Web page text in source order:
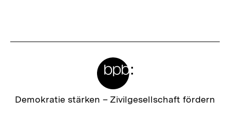
Zur
Demokratie stärken – Zivilgesellschaft fördern